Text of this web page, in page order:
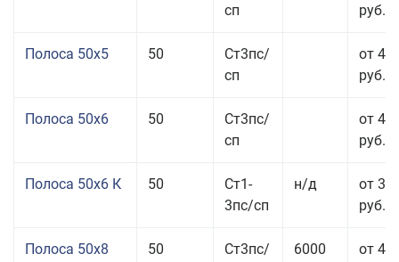
сп
руб.
Полоса 50x5 50
Ст3пс/
сп
от 43
руб.
Полоса 50x6 50
Ст3пс/
сп
от 43
руб.
Полоса 50x6 К 50
Ст1-
3пс/сп
н/д
от 35
руб.
Полоса 50x8 50
Ст3пс/
6000
от 43